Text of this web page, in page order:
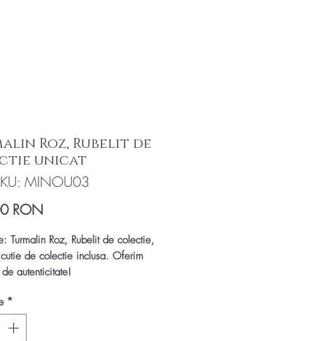
Roz, Rubelit de
unicat
MINOU03
RON
Turmalin Roz, Rubelit de colectie,
de colectie inclusa. Oferim
autenticitate!
(forma bruta), in cutie de
*